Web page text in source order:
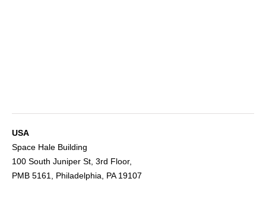
USA
Space Hale Building
100 South Juniper St, 3rd Floor,
PMB 5161, Philadelphia, PA 19107